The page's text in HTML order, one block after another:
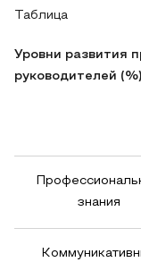
Таблица
Уровни развития
руководителей (%)
знания